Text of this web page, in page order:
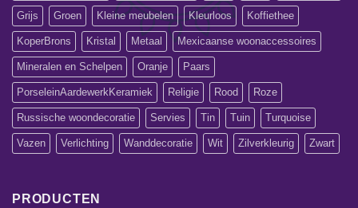
Grijs Groen Kleine meubelen Kleurloos Koffiethee
KoperBrons Kristal Metaal Mexicaanse woonaccessoires
Mineralen en Schelpen Oranje Paars
PorseleinAardewerkKeramiek Religie Rood Roze
Russische woondecoratie Servies Tin Tuin Turquoise
Vazen Verlichting Wanddecoratie Wit Zilverkleurig Zwart
PRODUCTEN